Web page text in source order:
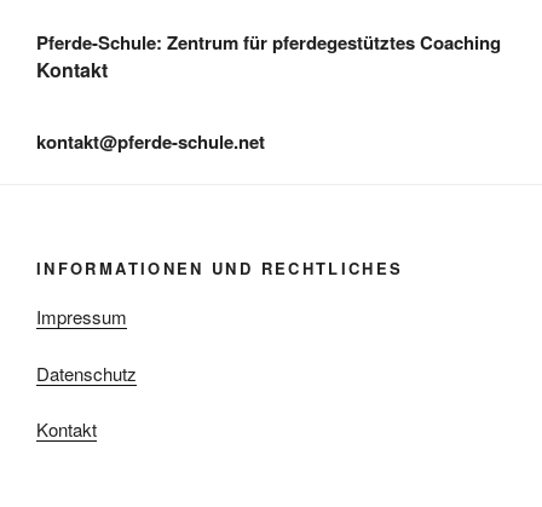
Pferde-Schule: Zentrum für pferdegestütztes Coaching
Kontakt
kontakt@pferde-schule.net
INFORMATIONEN UND RECHTLICHES
Impressum
Datenschutz
Kontakt